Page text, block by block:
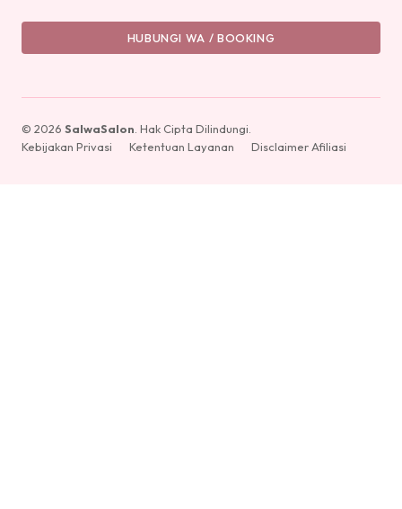
HUBUNGI WA / BOOKING
© 2026 SalwaSalon . Hak Cipta Dilindungi.
Kebijakan Privasi
Ketentuan Layanan Disclaimer Afiliasi